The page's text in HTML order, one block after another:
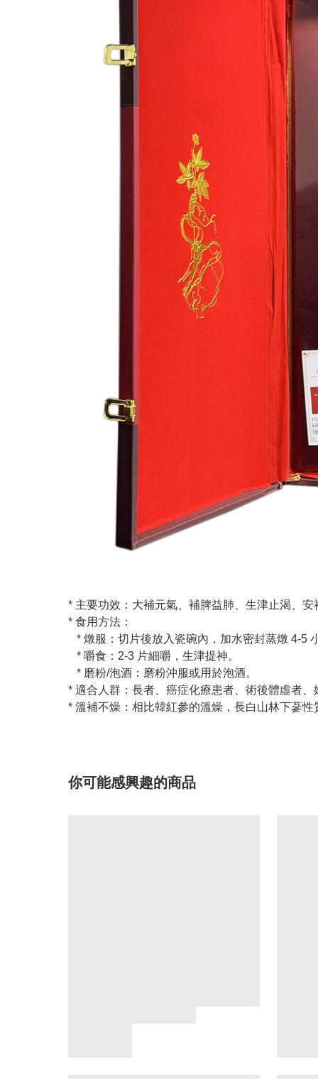
* 主要功效：大補元氣、補脾益肺、生津止渴、
* 食用方法：
* 燉服：切片後放入瓷碗內，加水密封蒸燉 4-5
* 嚼食：2-3 片細嚼，生津提神。
* 磨粉/泡酒：磨粉沖服或用於泡酒。
* 適合人群：長者、癌症化療患者、術後體虛者
* 溫補不燥：相比韓紅參的溫燥，長白山林下蔘
你可能感興趣的商品